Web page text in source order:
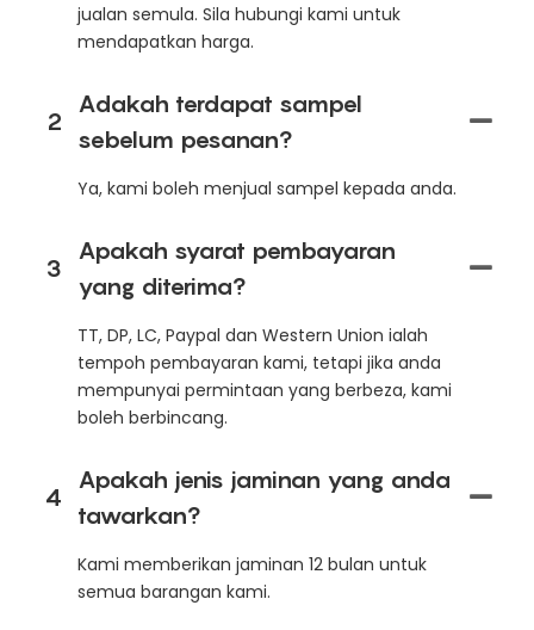
jualan semula. Sila hubungi kami untuk
mendapatkan harga.
2
Adakah terdapat sampel
sebelum pesanan?
Ya, kami boleh menjual sampel kepada anda.
3
Apakah syarat pembayaran
yang diterima?
TT, DP, LC, Paypal dan Western Union ialah
tempoh pembayaran kami, tetapi jika anda
mempunyai permintaan yang berbeza, kami
boleh berbincang.
4
Apakah jenis jaminan yang anda
tawarkan?
Kami memberikan jaminan 12 bulan untuk
semua barangan kami.